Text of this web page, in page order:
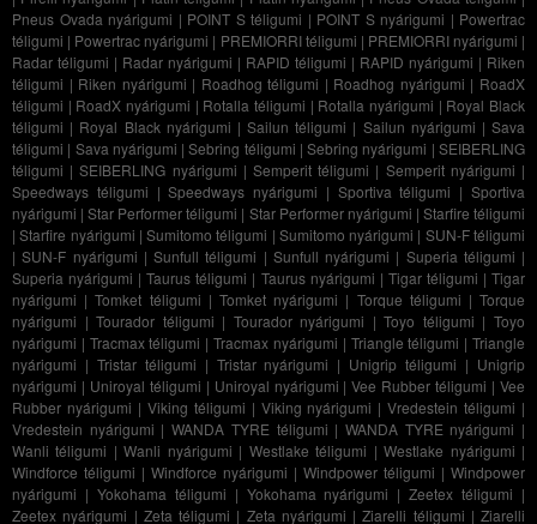
Pneus Ovada nyárigumi | POINT S téligumi | POINT S nyárigumi | Powertrac
téligumi | Powertrac nyárigumi | PREMIORRI téligumi | PREMIORRI nyárigumi |
Radar téligumi | Radar nyárigumi | RAPID téligumi | RAPID nyárigumi | Riken
téligumi | Riken nyárigumi | Roadhog téligumi | Roadhog nyárigumi | RoadX
téligumi | RoadX nyárigumi | Rotalla téligumi | Rotalla nyárigumi | Royal Black
téligumi | Royal Black nyárigumi |Sailun téligumi | Sailun nyárigumi |Sava
téligumi | Sava nyárigumi |Sebring téligumi |Sebring nyárigumi |SEIBERLING
téligumi |SEIBERLING nyárigumi |Semperit téligumi | Semperit nyárigumi |
Speedways téligumi |Speedways nyárigumi | Sportiva téligumi |Sportiva
nyárigumi |Star Performer téligumi | Star Performer nyárigumi | Starfire téligumi
|Starfire nyárigumi |Sumitomo téligumi | Sumitomo nyárigumi | SUN-F téligumi
|SUN-F nyárigumi | Sunfull téligumi | Sunfull nyárigumi | Superia téligumi |
Superia nyárigumi |Taurus téligumi | Taurus nyárigumi | Tigar téligumi |Tigar
nyárigumi |Tomket téligumi | Tomket nyárigumi | Torque téligumi |Torque
nyárigumi |Tourador téligumi | Tourador nyárigumi |Toyo téligumi |Toyo
nyárigumi | Tracmax téligumi |Tracmax nyárigumi | Triangle téligumi |Triangle
nyárigumi | Tristar téligumi | Tristar nyárigumi | Unigrip téligumi | Unigrip
nyárigumi | Uniroyal téligumi | Uniroyal nyárigumi |Vee Rubber téligumi |Vee
Rubber nyárigumi | Viking téligumi | Viking nyárigumi |Vredestein téligumi |
Vredestein nyárigumi |WANDA TYRE téligumi | WANDA TYRE nyárigumi |
Wanli téligumi |Wanli nyárigumi | Westlake téligumi |Westlake nyárigumi |
Windforce téligumi | Windforce nyárigumi | Windpower téligumi | Windpower
nyárigumi | Yokohama téligumi | Yokohama nyárigumi |Zeetex téligumi |
Zeetex nyárigumi | Zeta téligumi | Zeta nyárigumi |Ziarelli téligumi | Ziarelli